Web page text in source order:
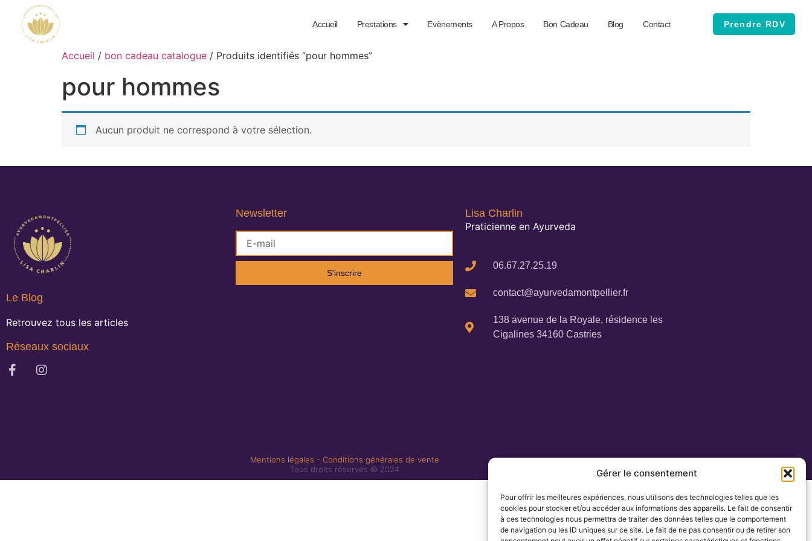
Gérer le consentement
Pour offrir les meilleures expériences, nous utilisons des technologies telles que les
cookies pour stocker et/ou accéder aux informations des appareils. Le fait de consentir
à ces technologies nous permettra de traiter des données telles que le comportement
de navigation ou les ID uniques sur ce site. Le fait de ne pas consentir ou de retirer son
Accueil Prestations Evènements A Propos Bon Cadeau Blog Contact Prendre RDV
Accueil / bon cadeau catalogue / Produits identifiés “pour hommes”
pour hommes
Aucun produit ne correspond à votre sélection.
Le Blog
Retrouvez tous les articles
Réseaux sociaux
Newsletter
S'inscrire
Lisa Charlin
Praticienne en Ayurveda
06.67.27.25.19
contact@ayurvedamontpellier.fr
138 avenue de la Royale, résidence les
Cigalines 34160 Castries
Mentions légales - Conditions générales de vente
Tous droits réservés © 2024